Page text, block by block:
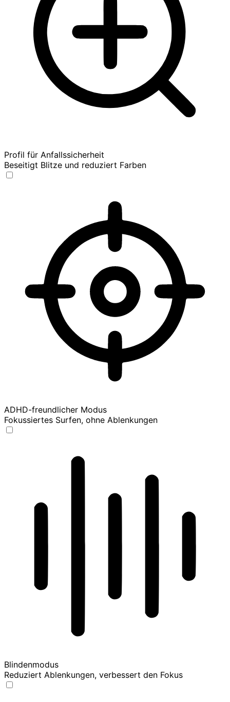
Profil für Anfallssicherheit
Beseitigt Blitze und reduziert Farben
ADHD-freundlicher Modus
Fokussiertes Surfen, ohne Ablenkungen
Blindenmodus
Reduziert Ablenkungen, verbessert den Fokus